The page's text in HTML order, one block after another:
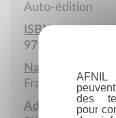
Auto-édition
ISBN :
978-2-9510347
Nationalité :
France
Adresse :
des
pour